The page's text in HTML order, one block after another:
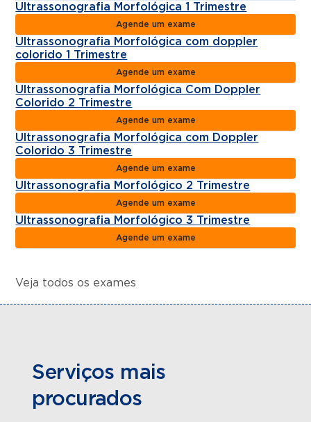
Ultrassonografia Morfológica 1 Trimestre
Agende um exame
Ultrassonografia Morfológica com doppler
colorido 1 Trimestre
Agende um exame
Ultrassonografia Morfológica Com Doppler
Colorido 2 Trimestre
Agende um exame
Ultrassonografia Morfológica com Doppler
Colorido 3 Trimestre
Agende um exame
Ultrassonografia Morfológico 2 Trimestre
Agende um exame
Ultrassonografia Morfológico 3 Trimestre
Agende um exame
Veja todos os exames
Serviços mais
procurados